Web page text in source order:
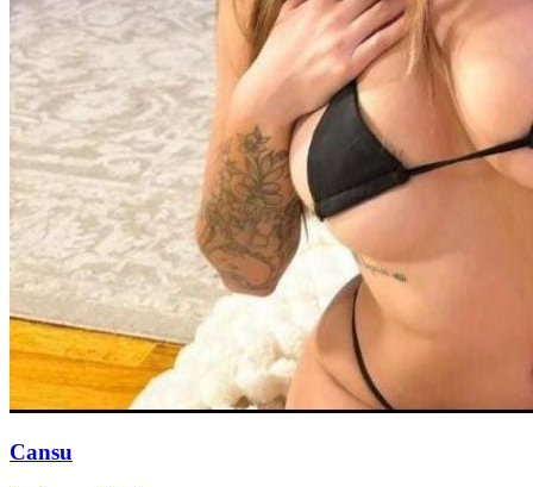
Cansu